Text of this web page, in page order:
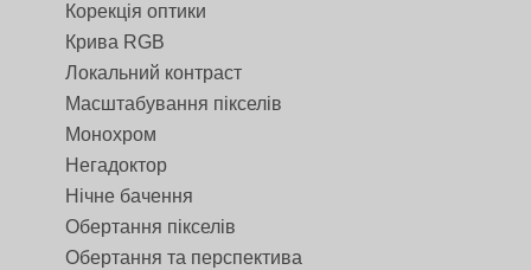
Корекція оптики
Крива RGB
Локальний контраст
Масштабування пікселів
Монохром
Негадоктор
Нічне бачення
Обертання пікселів
Обертання та перспектива